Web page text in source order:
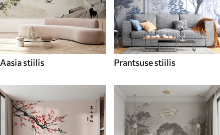
Aasia stiilis Prantsuse stiilis